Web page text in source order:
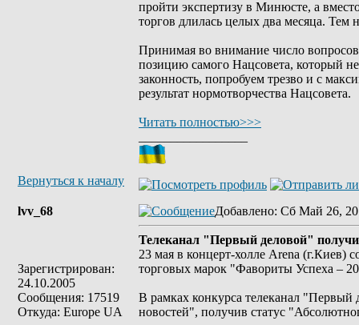
пройти экспертизу в Минюсте, а
торгов длилась целых два месяца. Тем
Принимая во внимание число
позицию самого Нацсовета, который
законность, попробуем трезво и с
результат нормотворчества Нацсовета.
Читать полностью>>>
Вернуться к началу
lvv_68
Зарегистрирован:
24.10.2005
Сообщения: 17519
Откуда: Europe UA
Добавлено: Сб Май 26,
Телеканал "Первый деловой"
23 мая в концерт-холле Arena (г.Киев)
торговых марок "Фавориты Успеха –
В рамках конкурса телеканал
новостей", получив статус